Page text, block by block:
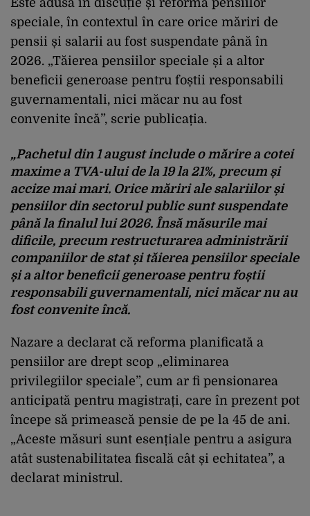
speciale, în contextul în care orice măriri de
pensii și salarii au fost suspendate până în
2026. „Tăierea pensiilor speciale și a altor
beneficii generoase pentru foștii responsabili
guvernamentali, nici măcar nu au fost
convenite încă”, scrie publicația.
„Pachetul din 1 august include o mărire a cotei
maxime a TVA-ului de la 19 la 21%, precum și
accize mai mari. Orice măriri ale salariilor și
pensiilor din sectorul public sunt suspendate
până la finalul lui 2026. Însă măsurile mai
dificile, precum restructurarea administrării
companiilor de stat și tăierea pensiilor speciale
și a altor beneficii generoase pentru foștii
responsabili guvernamentali, nici măcar nu au
fost convenite încă.
Nazare a declarat că reforma planificată a
pensiilor are drept scop „eliminarea
privilegiilor speciale”, cum ar fi pensionarea
anticipată pentru magistrați, care în prezent pot
începe să primească pensie de pe la 45 de ani.
„Aceste măsuri sunt esențiale pentru a asigura
atât sustenabilitatea fiscală cât și echitatea”, a
declarat ministrul.